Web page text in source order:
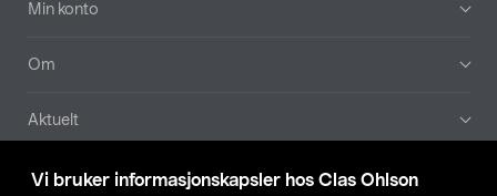
Vi bruker informasjonskapsler hos Clas Ohlson
Min konto
Om
Aktuelt
Våre selskaper